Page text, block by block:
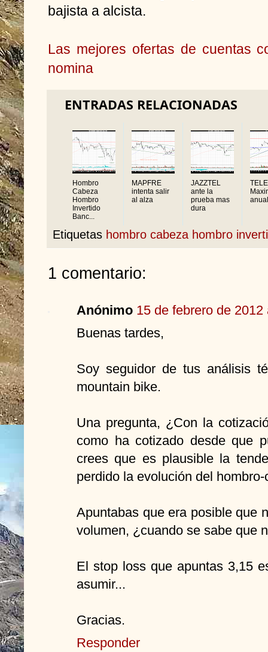
bajista a alcista.
Las mejores ofertas de cuentas
nomina
ENTRADAS RELACIONADAS
Hombro
Cabeza
Hombro
Invertido
Banc...
MAPFRE
intenta salir
al alza
JAZZTEL
ante la
prueba mas
dura
Etiquetas hombro cabeza hombro
1 comentario:
Anónimo 15 de febrero de 2012
Buenas tardes,
Soy seguidor de tus análisis
mountain bike.
Una pregunta, ¿Con la
como ha cotizado desde que
crees que es plausible la
perdido la evolución del
Apuntabas que era posible que
volumen, ¿cuando se sabe que
El stop loss que apuntas 3,15
asumir...
Gracias.
Responder